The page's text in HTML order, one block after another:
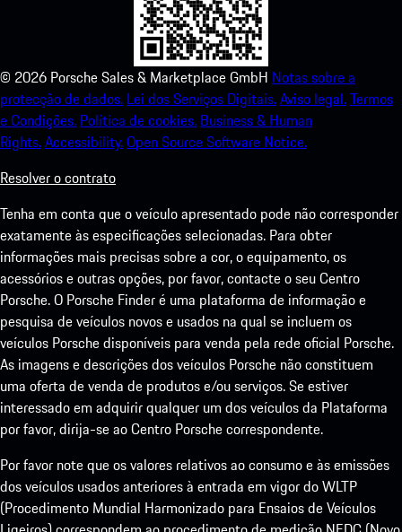
© 2026 Porsche Sales & Marketplace GmbH Notas sobre a
protecção de dados. Lei dos Serviços Digitais.Aviso legal.Termos
e Condições. Política de cookies. Business & Human
Rights.Accessibility.Open Source Software Notice.
Resolver o contrato
Tenha em conta que o veículo apresentado pode não corresponder
exatamente às especificações selecionadas. Para obter
informações mais precisas sobre a cor, o equipamento, os
acessórios e outras opções, por favor, contacte o seu Centro
Porsche. O Porsche Finder é uma plataforma de informação e
pesquisa de veículos novos e usados na qual se incluem os
veículos Porsche disponíveis para venda pela rede oficial Porsche.
As imagens e descrições dos veículos Porsche não constituem
uma oferta de venda de produtos e/ou serviços. Se estiver
interessado em adquirir qualquer um dos veículos da Plataforma
por favor, dirija-se ao Centro Porsche correspondente.
Por favor note que os valores relativos ao consumo e às emissões
dos veículos usados anteriores à entrada em vigor do WLTP
(Procedimento Mundial Harmonizado para Ensaios de Veículos